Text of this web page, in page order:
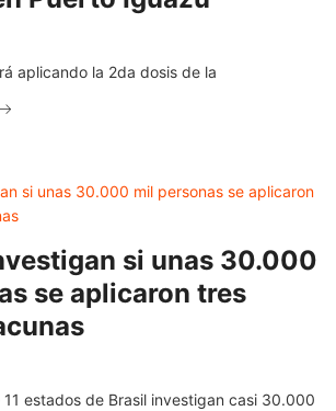
aplicando la 2da dosis de la
si unas 30.000
se aplicaron tres
estados de Brasil investigan casi 30.000